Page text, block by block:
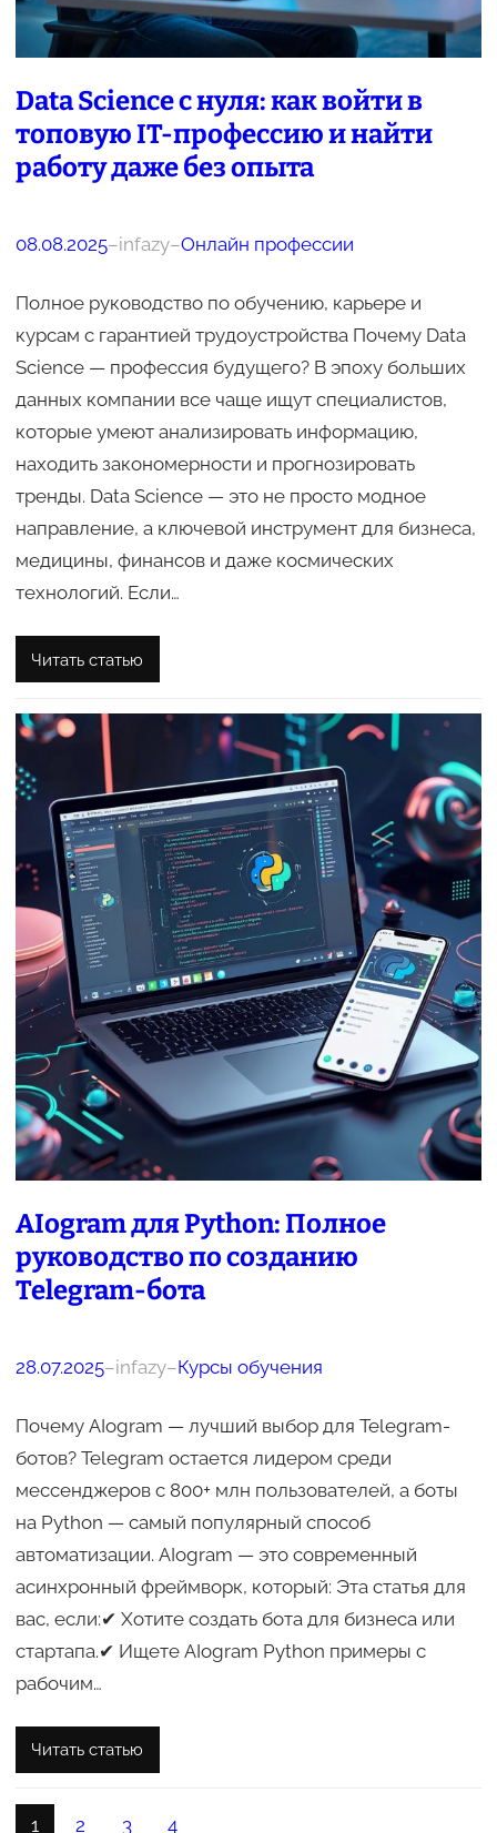
Data Science с нуля: как войти в
топовую IT-профессию и найти
работу даже без опыта
08.08.2025–infazy–Онлайн профессии
Полное руководство по обучению, карьере и
курсам с гарантией трудоустройства Почему Data
Science — профессия будущего? В эпоху больших
данных компании все чаще ищут специалистов,
которые умеют анализировать информацию,
находить закономерности и прогнозировать
тренды. Data Science — это не просто модное
направление, а ключевой инструмент для бизнеса,
медицины, финансов и даже космических
технологий. Если…
Читать статью
AIogram для Python: Полное
руководство по созданию
Telegram-бота
28.07.2025–infazy–Курсы обучения
Почему AIogram — лучший выбор для Telegram-
ботов? Telegram остается лидером среди
мессенджеров с 800+ млн пользователей, а боты
на Python — самый популярный способ
автоматизации. AIogram — это современный
асинхронный фреймворк, который: Эта статья для
вас, если:✔ Хотите создать бота для бизнеса или
стартапа.✔ Ищете AIogram Python примеры с
рабочим…
Читать статью
1 2 3 4